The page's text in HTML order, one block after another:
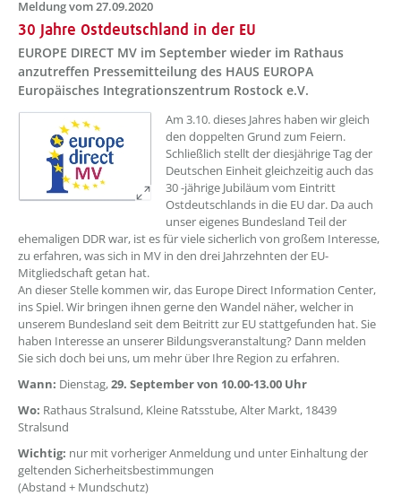
Meldung vom 27.09.2020
30 Jahre Ostdeutschland in der EU
EUROPE DIRECT MV im September wieder im Rathaus
anzutreffen Pressemitteilung des HAUS EUROPA
Europäisches Integrationszentrum Rostock e.V.
Am 3.10. dieses Jahres haben wir gleich
den doppelten Grund zum Feiern.
Schließlich stellt der diesjährige Tag der
Deutschen Einheit gleichzeitig auch das
30 -jährige Jubiläum vom Eintritt
Ostdeutschlands in die EU dar. Da auch
unser eigenes Bundesland Teil der
ehemaligen DDR war, ist es für viele sicherlich von großem Interesse,
zu erfahren, was sich in MV in den drei Jahrzehnten der EU-
Mitgliedschaft getan hat.
An dieser Stelle kommen wir, das Europe Direct Information Center,
ins Spiel. Wir bringen ihnen gerne den Wandel näher, welcher in
unserem Bundesland seit dem Beitritt zur EU stattgefunden hat. Sie
haben Interesse an unserer Bildungsveranstaltung? Dann melden
Sie sich doch bei uns, um mehr über Ihre Region zu erfahren.
Wann: Dienstag,29. September von 10.00-13.00 Uhr
Wo: Rathaus Stralsund, Kleine Ratsstube, Alter Markt, 18439
Stralsund
Wichtig: nur mit vorheriger Anmeldung und unter Einhaltung der
geltenden Sicherheitsbestimmungen
(Abstand + Mundschutz)